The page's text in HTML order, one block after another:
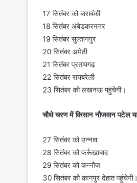
17 सितंबर को बाराबंकी
18 सितंबर अंबेडकरनगर
19 सितंबर सुल्तानपुर
20 सितंबर अमेठी
21 सितंबर प्रतापगढ़
22 सितंबर रायबरेली
23 सितंबर को लखनऊ पहुंचेगी।
चौथे चरण में किसान नौजवान पटेल
27 सितंबर को उन्नाव
28 सितंबर को फर्रूखाबाद
29 सितंबर को कन्नौज
30 सितंबर को कानपुर देहात पहुंचेगी।